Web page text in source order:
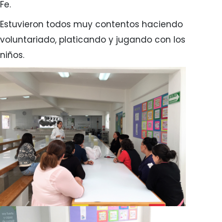
Fe.
Estuvieron todos muy contentos haciendo
voluntariado, platicando y jugando con los
niños.